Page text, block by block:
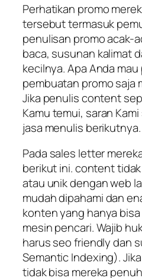
Perhatikan promo
tersebut termasuk
penulisan promo acak-
baca, susunan kalimat
kecilnya. Apa Anda
pembuatan promo saja
Jika penulis content
Kamu temui, saran
jasa menulis berikutnya.
Pada sales letter
berikut ini. content
atau unik dengan web
mudah dipahami dan
konten yang hanya
mesin pencari. Wajib
harus seo friendly dan
Semantic Indexing).
tidak bisa mereka